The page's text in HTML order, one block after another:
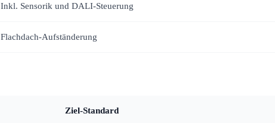
Inkl. Sensorik und DALI-Steuerung
Flachdach-Aufständerung
Ziel-Standard